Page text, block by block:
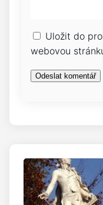
Uložit do
webovou